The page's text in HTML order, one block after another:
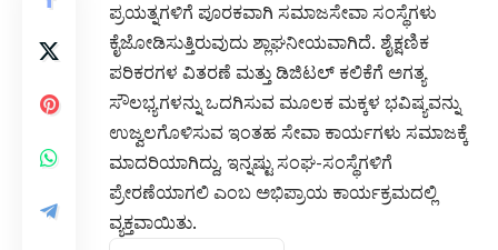
ಪ್ರಯತ್ನಗಳಿಗೆ ಪೂರಕವಾಗಿ ಸಮಾಜಸೇವಾ ಸಂಸ್ಥೆಗಳು
ಕೈಜೋಡಿಸುತ್ತಿರುವುದು ಶ್ಲಾಘನೀಯವಾಗಿದೆ. ಶೈಕ್ಷಣಿಕ
ಪರಿಕರಗಳ ವಿತರಣೆ ಮತ್ತು ಡಿಜಿಟಲ್ ಕಲಿಕೆಗೆ ಅಗತ್ಯ
ಸೌಲಭ್ಯಗಳನ್ನು ಒದಗಿಸುವ ಮೂಲಕ ಮಕ್ಕಳ ಭವಿಷ್ಯವನ್ನು
ಉಜ್ವಲಗೊಳಿಸುವ ಇಂತಹ ಸೇವಾ ಕಾರ್ಯಗಳು ಸಮಾಜಕ್ಕೆ
ಮಾದರಿಯಾಗಿದ್ದು, ಇನ್ನಷ್ಟು ಸಂಘ-ಸಂಸ್ಥೆಗಳಿಗೆ
ಪ್ರೇರಣೆಯಾಗಲಿ ಎಂಬ ಅಭಿಪ್ರಾಯ ಕಾರ್ಯಕ್ರಮದಲ್ಲಿ
ವ್ಯಕ್ತವಾಯಿತು.